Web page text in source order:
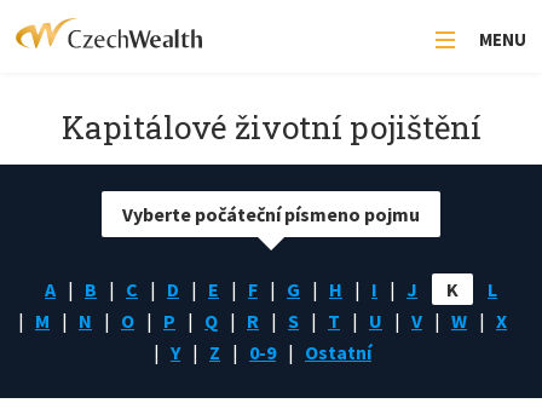
MENU
Kapitálové životní pojištění
A B C D E F G H I J K
L
M
N O P Q R S T U V W
X
Y
Z 0-9 Ostatní
Vyberte počáteční písmeno pojmu